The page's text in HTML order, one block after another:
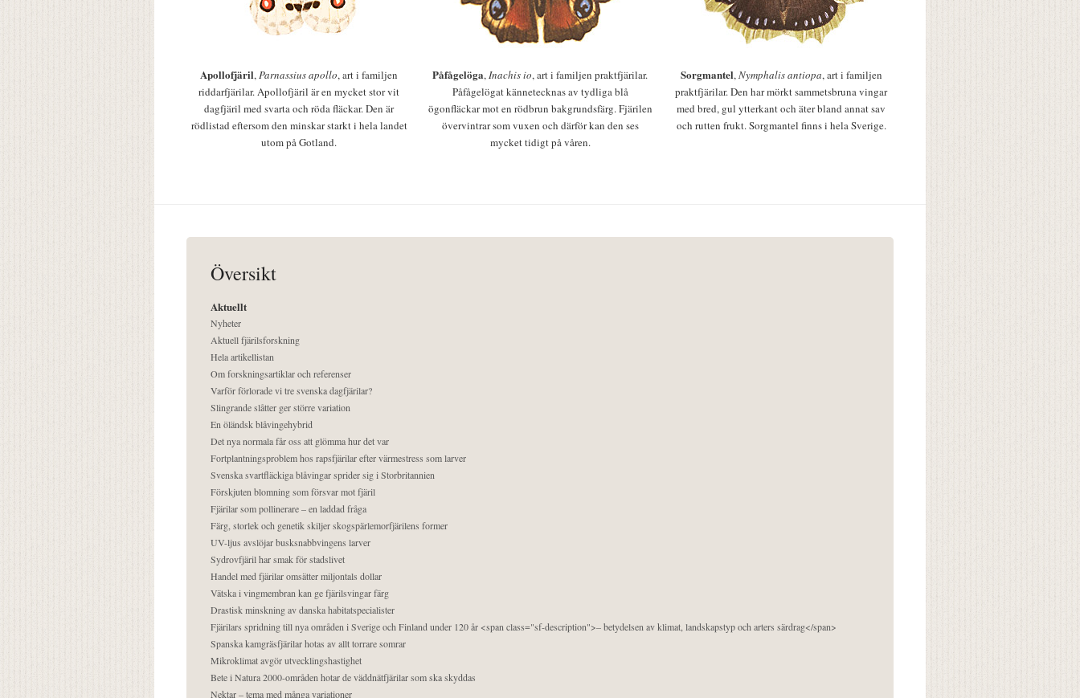
Apollofjäril,Parnassius apollo, art i familjen
riddarfjärilar. Apollofjäril är en mycket stor vit
dagfjäril med svarta och röda fläckar. Den är
rödlistad eftersom den minskar starkt i hela landet
utom på Gotland.
Påfågelöga,Inachis io, art i familjen praktfjärilar.
Påfågelögat kännetecknas av tydliga blå
ögonfläckar mot en rödbrun bakgrundsfärg. Fjärilen
övervintrar som vuxen och därför kan den ses
mycket tidigt på våren.
Sorgmantel,Nymphalis antiopa, art i familjen
praktfjärilar. Den har mörkt sammetsbruna vingar
med bred, gul ytterkant och äter bland annat sav
och rutten frukt. Sorgmantel finns i hela Sverige.
Översikt
Aktuellt
Nyheter
Aktuell fjärilsforskning
Hela artikellistan
Om forskningsartiklar och referenser
Varför förlorade vi tre svenska dagfjärilar?
Slingrande slåtter ger större variation
En öländsk blåvingehybrid
Det nya normala får oss att glömma hur det var
Fortplantningsproblem hos rapsfjärilar efter värmestress som larver
Svenska svartfläckiga blåvingar sprider sig i Storbritannien
Förskjuten blomning som försvar mot fjäril
Fjärilar som pollinerare – en laddad fråga
Färg, storlek och genetik skiljer skogspärlemorfjärilens former
UV-ljus avslöjar busksnabbvingens larver
Sydrovfjäril har smak för stadslivet
Handel med fjärilar omsätter miljontals dollar
Vätska i vingmembran kan ge fjärilsvingar färg
Drastisk minskning av danska habitatspecialister
Fjärilars spridning till nya områden i Sverige och Finland under 120 år <span class="sf-description">– betydelsen av klimat, landskapstyp och arters särdrag</span>
Spanska kamgräsfjärilar hotas av allt torrare somrar
Mikroklimat avgör utvecklingshastighet
Bete i Natura 2000-områden hotar de väddnätfjärilar som ska skyddas
Nektar – tema med många variationer